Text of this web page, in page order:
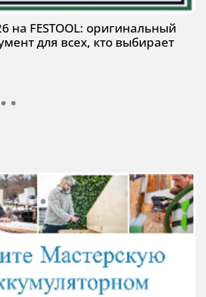
на FESTOOL: оригинальный
для всех, кто выбирает